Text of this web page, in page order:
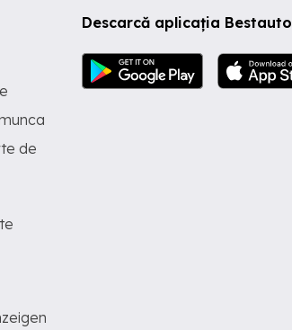
Descarcă aplicația Bestauto
de